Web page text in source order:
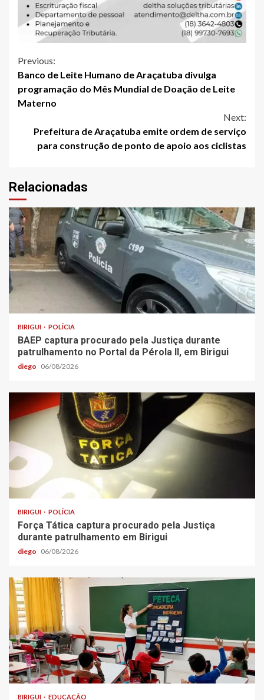
Continue
Reading
Previous:
Banco de Leite Humano de Araçatuba divulga
programação do Mês Mundial de Doação de Leite
Materno
Next:
Prefeitura de Araçatuba emite ordem de serviço
para construção de ponto de apoio aos ciclistas
Relacionadas
BIRIGUI POLÍCIA
BAEP captura procurado pela Justiça durante
patrulhamento no Portal da Pérola ll, em Birigui
diego 06/08/2026
BIRIGUI POLÍCIA
Força Tática captura procurado pela Justiça
durante patrulhamento em Birigui
diego 06/08/2026
BIRIGUI EDUCAÇÃO